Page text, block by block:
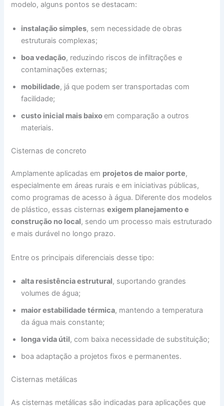
modelo, alguns pontos se destacam:
instalação simples, sem necessidade de obras
estruturais complexas;
boa vedação, reduzindo riscos de infiltrações e
contaminações externas;
mobilidade, já que podem ser transportadas com
facilidade;
custo inicial mais baixoem comparação a outros
materiais.
Cisternas de concreto
Amplamente aplicadas em projetos de maior porte,
especialmente em áreas rurais e em iniciativas públicas,
como programas de acesso à água. Diferente dos modelos
de plástico, essas cisternasexigem planejamento e
construção no local, sendo um processo mais estruturado
e mais durável no longo prazo.
Entre os principais diferenciais desse tipo:
alta resistência estrutural, suportando grandes
volumes de água;
maior estabilidade térmica, mantendo a temperatura
da água mais constante;
longa vida útil, com baixa necessidade de substituição;
boa adaptação a projetos fixos e permanentes.
Cisternas metálicas
As cisternas metálicas são indicadas para aplicações que